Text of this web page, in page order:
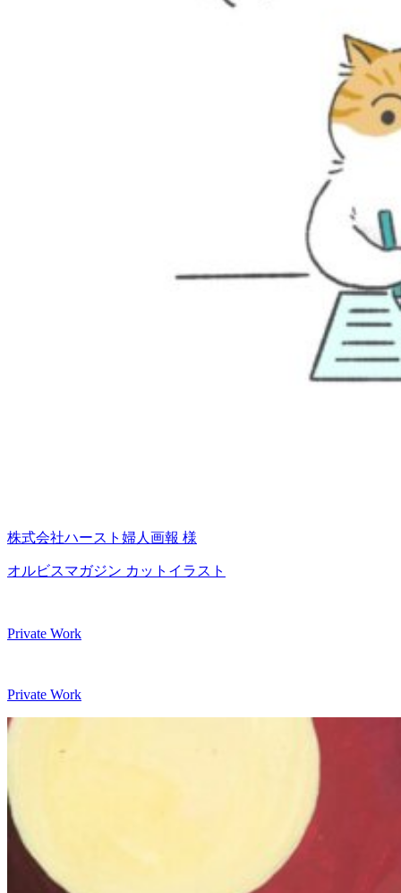
株式会社ハースト婦人画報 様
オルビスマガジン カットイラスト
Private Work
Private Work